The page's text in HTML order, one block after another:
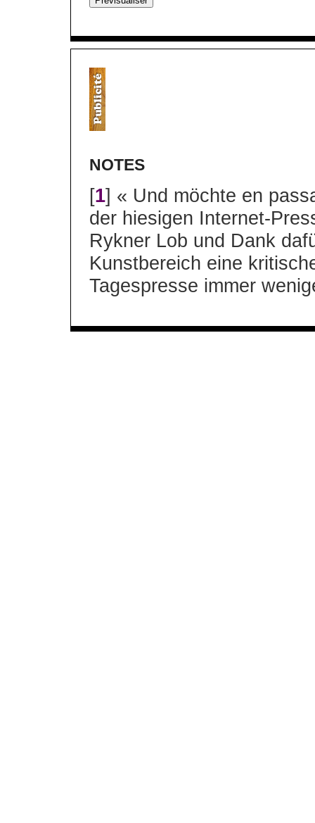
NOTES
[1] « Und möchte en
der hiesigen Internet-
Rykner Lob und Dank
Kunstbereich eine
Tagespresse immer